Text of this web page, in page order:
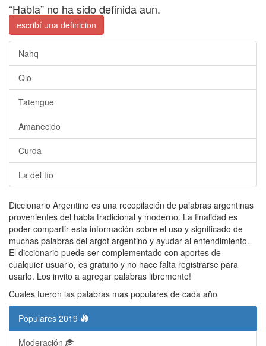
“Habla” no ha sido definida aun.
escribí una definicion
Nahq
Qlo
Tatengue
Amanecido
Curda
La del tío
Diccionario Argentino es una recopilación de palabras argentinas
provenientes del habla tradicional y moderno. La finalidad es
poder compartir esta información sobre el uso y significado de
muchas palabras del argot argentino y ayudar al entendimiento.
El diccionario puede ser complementado con aportes de
cualquier usuario, es gratuito y no hace falta registrarse para
usarlo. Los invito a agregar palabras libremente!
Cuales fueron las palabras mas populares de cada año
Populares 2019
Moderación